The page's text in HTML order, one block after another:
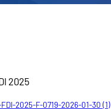
2025
2025-F-0719-2026-01-30 (1)